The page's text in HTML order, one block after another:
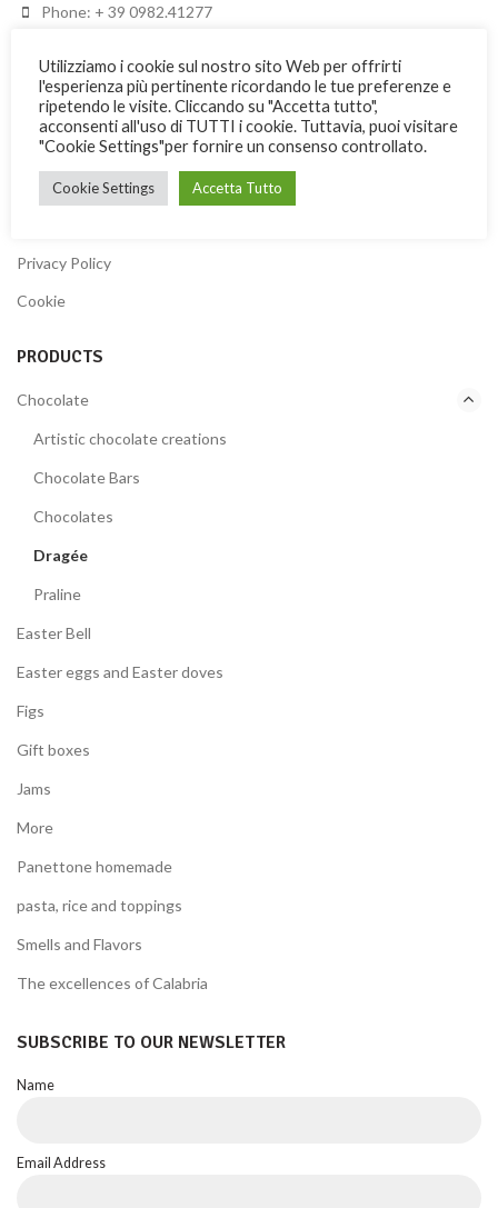
Phone: + 39 0982.41277
USEFUL INFORMATION
Costs and shipping methods
Terms of payment
Privacy Policy
Cookie
PRODUCTS
Chocolate
Artistic chocolate creations
Chocolate Bars
Chocolates
Dragée
Praline
Easter Bell
Easter eggs and Easter doves
Figs
Gift boxes
Jams
More
Panettone homemade
pasta, rice and toppings
Smells and Flavors
The excellences of Calabria
SUBSCRIBE TO OUR NEWSLETTER
Name
Email Address
Utilizziamo i cookie sul nostro sito Web per offrirti
l'esperienza più pertinente ricordando le tue preferenze e
ripetendo le visite. Cliccando su "Accetta tutto",
acconsenti all'uso di TUTTI i cookie. Tuttavia, puoi visitare
"Cookie Settings"per fornire un consenso controllato.
Cookie Settings Accetta Tutto